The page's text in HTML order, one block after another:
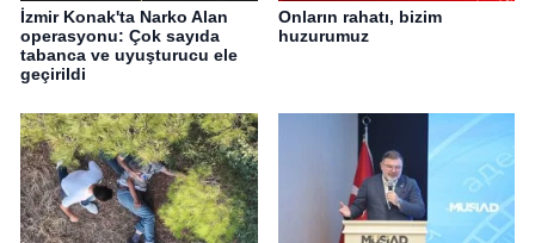
İzmir Konak'ta Narko Alan
operasyonu: Çok sayıda
tabanca ve uyuşturucu ele
geçirildi
Onların rahatı, bizim
huzurumuz